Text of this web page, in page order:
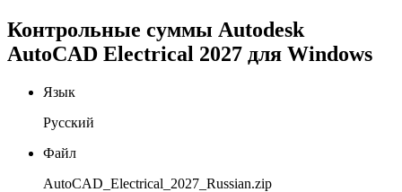
Контрольные суммы Autodesk
AutoCAD Electrical 2027 для Windows
Язык
Русский
Файл
AutoCAD_Electrical_2027_Russian.zip